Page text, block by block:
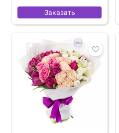
Заказать